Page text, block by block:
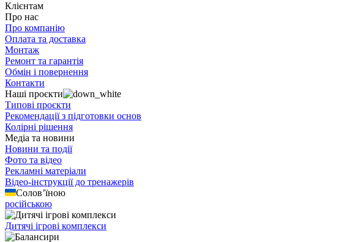
Клієнтам
Про нас
Про компанію
Оплата та доставка
Монтаж
Ремонт та гарантія
Обмін і повернення
Контакти
Наші проєкти
Типові проєкти
Рекомендації з підготовки основ
Колірні рішення
Медіа та новини
Новини та події
Фото та відео
Рекламні матеріали
Відео-інструкції до тренажерів
Солов’їною
російською
Дитячі ігрові комплекси